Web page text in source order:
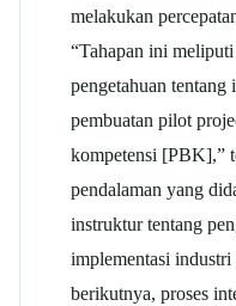
melakukan
“Tahapan ini
pengetahuan tentang
pembuatan pilot
kompetensi [PBK],”
pendalaman yang
instruktur tentang
implementasi
berikutnya, proses